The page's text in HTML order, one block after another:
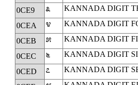
0CE9 ೩ KANNADA DIGIT
0CEA ೪ KANNADA DIGIT
0CEB ೫ KANNADA DIGIT
0CEC ೬ KANNADA DIGIT
0CED ೭ KANNADA DIGIT